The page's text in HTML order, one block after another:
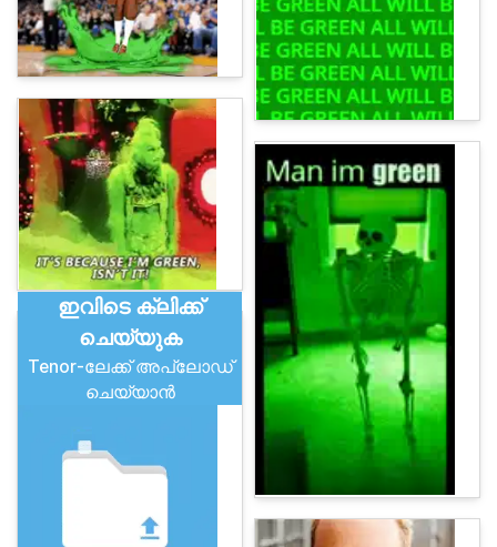
ഇവിടെ ക്ലിക്ക്
ചെയ്യുക
Tenor-ലേക്ക് അപ്‌ലോഡ്
ചെയ്യാൻ